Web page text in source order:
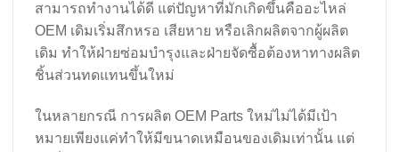
สามารถทำงานได้ดี แต่ปัญหาที่มักเกิดขึ้นคืออะไหล่
OEM เดิมเริ่มสึกหรอ เสียหาย หรือเลิกผลิตจากผู้ผลิต
เดิม ทำให้ฝ่ายซ่อมบำรุงและฝ่ายจัดซื้อต้องหาทางผลิต
ชิ้นส่วนทดแทนขึ้นใหม่
ในหลายกรณี การผลิต OEM Parts ใหม่ไม่ได้มีเป้า
หมายเพียงแค่ทำให้มีขนาดเหมือนของเดิมเท่านั้น แต่